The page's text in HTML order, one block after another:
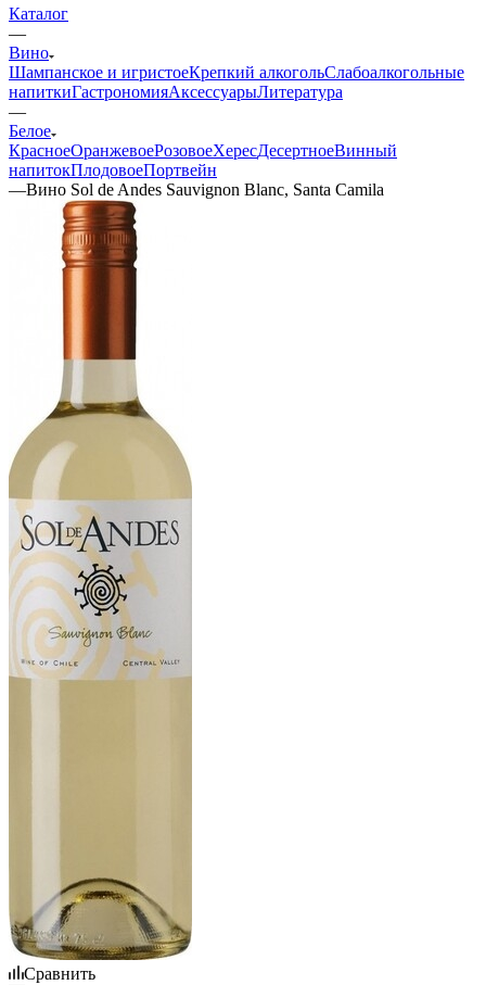
Каталог
—
Вино
Шампанское и игристоеКрепкий алкогольСлабоалкогольные
напиткиГастрономияАксессуарыЛитература
—
Белое
КрасноеОранжевоеРозовоеХересДесертноеВинный
напитокПлодовоеПортвейн
—Вино Sol de Andes Sauvignon Blanc, Santa Camila
Сравнить